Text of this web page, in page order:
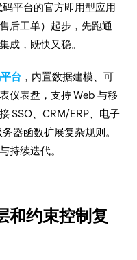
平台的官方即用型应用
后工单）起步，先跑通
成，既快又稳。
台 ，内置数据建模、可
仪表盘，支持 Web 与移
SSO、CRM/ERP、电子
器函数扩展复杂规则。
持续迭代。
和约束控制复